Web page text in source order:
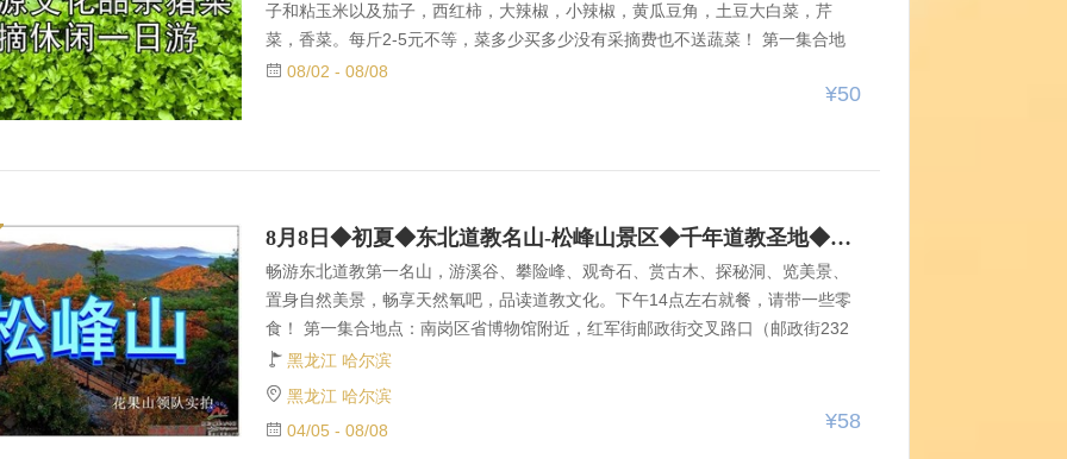
子和粘玉米以及茄子，西红柿，大辣椒，小辣椒，黄瓜豆角，土豆大白菜，芹
菜，香菜。每斤2-5元不等，菜多少买多少没有采摘费也不送蔬菜！ 第一集合地
点：南岗区省博物馆附近，红军街邮政街交叉路口（邮政街232号 华融饭店旁边)
，早6：50集合，7:00发车，过时不候；第二集合地点：九中斜对面省政府省交通
08/02 - 08/08
¥50
8月8日◆初夏◆东北道教名山-松峰山景区◆千年道教圣地◆农家美食◆一日游【58元含往返车+丰盛下午餐+送保险】
畅游东北道教第一名山，游溪谷、攀险峰、观奇石、赏古木、探秘洞、览美景、
置身自然美景，畅享天然氧吧，品读道教文化。下午14点左右就餐，请带一些零
食！ 第一集合地点：南岗区省博物馆附近，红军街邮政街交叉路口（邮政街232
号 华融饭店旁边) ，早6：50集合，7:00发车，过时不候；第二集合地点：九中斜
对面省政府省交通厅门前、101公交站台，（九中斜对面）。时间：7:00集合，7:
10发车。第三集合地点：乐松购物广场广汇电器门前天桥，7：10集合,7:20发
车。 第四集合地点：长江路南直路交叉口.（阿城方向）天桥下7:20 集合，发车
黑龙江 哈尔滨
黑龙江 哈尔滨
04/05 - 08/08
¥58